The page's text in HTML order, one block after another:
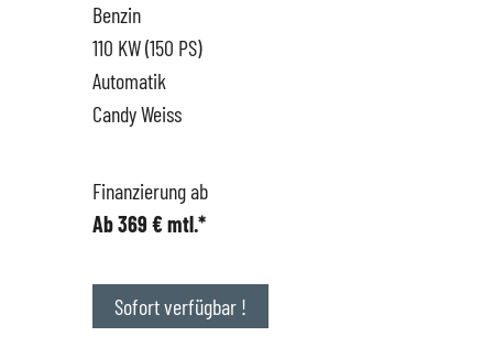
VW
VW Nutzfahrzeugservice
News
Unternehmen
Karriere
Impressum
Benzin
110 KW (150 PS)
Automatik
Candy Weiss
Finanzierung ab
Ab 369 € mtl.*
Sofort verfügbar !